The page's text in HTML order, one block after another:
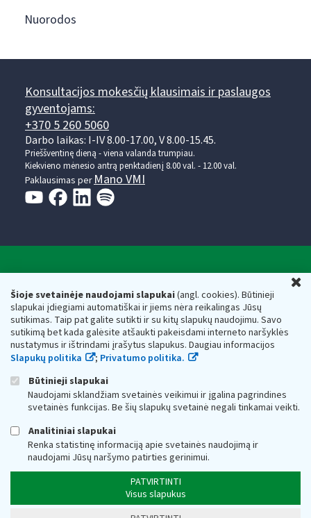
Šioje svetainėje naudojami slapukai(angl. cookies). Būtinieji
slapukai įdiegiami automatiškai ir jiems nėra reikalingas Jūsų
sutikimas. Taip pat galite sutikti ir su kitų slapukų naudojimu. Savo
sutikimą bet kada galėsite atšaukti pakeisdami interneto naršyklės
nustatymus ir ištrindami įrašytus slapukus. Daugiau informacijos
Slapukų politika
; Privatumo politika.
Būtinieji slapukai
Naudojami sklandžiam svetainės veikimui ir įgalina pagrindines
svetainės funkcijas. Be šių slapukų svetainė negali tinkamai veikti.
Analitiniai slapukai
Renka statistinę informaciją apie svetainės naudojimą ir
naudojami Jūsų naršymo patirties gerinimui.
PATVIRTINTI
Visus slapukus
Nuorodos
Konsultacijos mokesčių klausimais ir paslaugos
gyventojams:
+370 5 260 5060
Darbo laikas: I-IV 8.00-17.00, V 8.00-15.45.
Prieššventinę dieną - viena valanda trumpiau.
Kiekvieno mėnesio antrą penktadienį 8.00 val. - 12.00 val.
Paklausimas per Mano VMI
Respublikos finansų ministerijos
Biudžetinė įstaiga. Juridinio asmens kodas — 188659752,
adresas: Vasario 16-osios g. 14, 01107 Vilnius, Lietuva, el.paštas:
vmi@vmi.lt, E. pristatymo dėžutės adresas 188659752
Duomenys apie Valstybinę mokesčių inspekciją prie Lietuvos
Respublikos finansų ministerijos kaupiami ir saugomi Juridinių